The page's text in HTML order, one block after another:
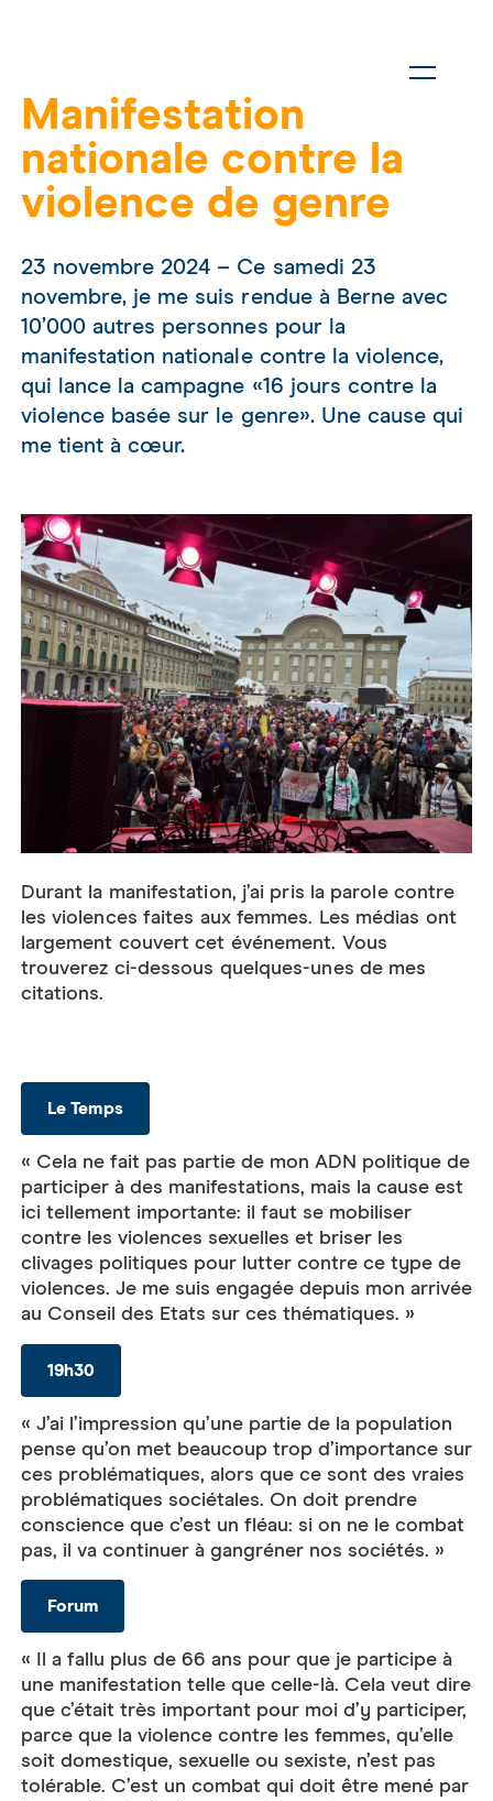
Manifestation
nationale contre la
violence de genre
23 novembre 2024 – Ce samedi 23
novembre, je me suis rendue à Berne avec
10’000 autres personnes pour la
manifestation nationale contre la violence,
qui lance la campagne «16 jours contre la
violence basée sur le genre». Une cause qui
me tient à cœur.
Durant la manifestation, j’ai pris la parole contre
les violences faites aux femmes. Les médias ont
largement couvert cet événement. Vous
trouverez ci-dessous quelques-unes de mes
citations.
Le Temps
« Cela ne fait pas partie de mon ADN politique de
participer à des manifestations, mais la cause est
ici tellement importante: il faut se mobiliser
contre les violences sexuelles et briser les
clivages politiques pour lutter contre ce type de
violences. Je me suis engagée depuis mon arrivée
au Conseil des Etats sur ces thématiques. »
19h30
« J’ai l’impression qu’une partie de la population
pense qu’on met beaucoup trop d’importance sur
ces problématiques, alors que ce sont des vraies
problématiques sociétales. On doit prendre
conscience que c’est un fléau: si on ne le combat
pas, il va continuer à gangréner nos sociétés. »
Forum
« Il a fallu plus de 66 ans pour que je participe à
une manifestation telle que celle-là. Cela veut dire
que c’était très important pour moi d’y participer,
parce que la violence contre les femmes, qu’elle
soit domestique, sexuelle ou sexiste, n’est pas
tolérable. C’est un combat qui doit être mené par